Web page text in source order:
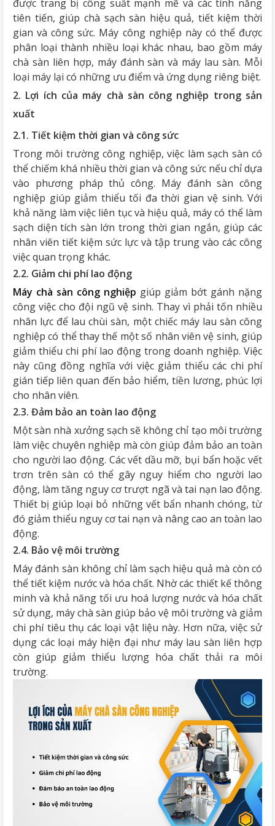
được trang bị công suất mạnh mẽ và các tính năng
tiên tiến, giúp chà sạch sàn hiệu quả, tiết kiệm thời
gian và công sức. Máy công nghiệp này có thể được
phân loại thành nhiều loại khác nhau, bao gồm máy
chà sàn liên hợp, máy đánh sàn và máy lau sàn. Mỗi
loại máy lại có những ưu điểm và ứng dụng riêng biệt.
2. Lợi ích của máy chà sàn công nghiệp trong sản
xuất
2.1. Tiết kiệm thời gian và công sức
Trong môi trường công nghiệp, việc làm sạch sàn có
thể chiếm khá nhiều thời gian và công sức nếu chỉ dựa
vào phương pháp thủ công. Máy đánh sàn công
nghiệp giúp giảm thiểu tối đa thời gian vệ sinh. Với
khả năng làm việc liên tục và hiệu quả, máy có thể làm
sạch diện tích sàn lớn trong thời gian ngắn, giúp các
nhân viên tiết kiệm sức lực và tập trung vào các công
việc quan trọng khác.
2.2. Giảm chi phí lao động
Máy chà sàn công nghiệp giúp giảm bớt gánh nặng
công việc cho đội ngũ vệ sinh. Thay vì phải tốn nhiều
nhân lực để lau chùi sàn, một chiếc máy lau sàn công
nghiệp có thể thay thế một số nhân viên vệ sinh, giúp
giảm thiểu chi phí lao động trong doanh nghiệp. Việc
này cũng đồng nghĩa với việc giảm thiểu các chi phí
gián tiếp liên quan đến bảo hiểm, tiền lương, phúc lợi
cho nhân viên.
2.3. Đảm bảo an toàn lao động
Một sàn nhà xưởng sạch sẽ không chỉ tạo môi trường
làm việc chuyên nghiệp mà còn giúp đảm bảo an toàn
cho người lao động. Các vết dầu mỡ, bụi bẩn hoặc vết
trơn trên sàn có thể gây nguy hiểm cho người lao
động, làm tăng nguy cơ trượt ngã và tai nạn lao động.
Thiết bị giúp loại bỏ những vết bẩn nhanh chóng, từ
đó giảm thiểu nguy cơ tai nạn và nâng cao an toàn lao
động.
2.4. Bảo vệ môi trường
Máy đánh sàn không chỉ làm sạch hiệu quả mà còn có
thể tiết kiệm nước và hóa chất. Nhờ các thiết kế thông
minh và khả năng tối ưu hoá lượng nước và hóa chất
sử dụng, máy chà sàn giúp bảo vệ môi trường và giảm
chi phí tiêu thụ các loại vật liệu này. Hơn nữa, việc sử
dụng các loại máy hiện đại như máy lau sàn liên hợp
còn giúp giảm thiểu lượng hóa chất thải ra môi
trường.